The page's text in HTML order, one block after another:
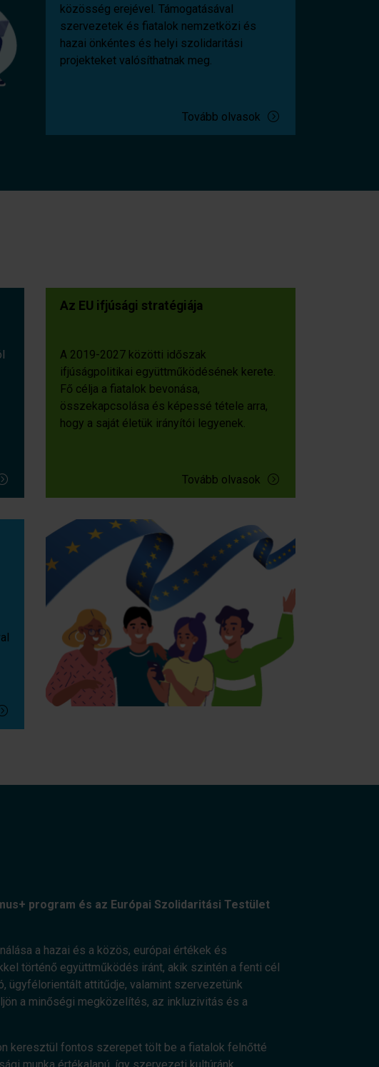
közösség erejével. Támogatásával
szervezetek és fiatalok nemzetközi és
hazai önkéntes és helyi szolidaritási
projekteket valósíthatnak meg.
Tovább olvasok
Az EU ifjúsági stratégiája
A 2019-2027 közötti időszak
ifjúságpolitikai együttműködésének kerete.
Fő célja a fiatalok bevonása,
összekapcsolása és képessé tétele arra,
hogy a saját életük irányítói legyenek.
Tovább olvasok
program és az Európai Szolidaritási Testület
a hazai és a közös, európai értékek és
történő együttműködés iránt, akik szintén a fenti cél
ügyfélorientált attitűdje, valamint szervezetünk
a minőségi megközelítés, az inkluzivitás és a
keresztül fontos szerepet tölt be a fiatalok felnőtté